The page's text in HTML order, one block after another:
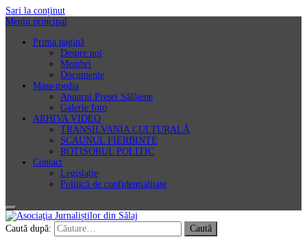
Sari la conținut
Meniu principal
Prima pagină
Despre noi
Membri
Documente
Mass-media
Anuarul Presei Sălăjene
Galerie foto
ARHIVA VIDEO
TRANSILVANIA CULTURALĂ
SCAUNUL FIERBINTE
ROTISORUL POLITIC
Contact
Legislație
Politică de confidențialitate
Asociaţia Jurnaliștilor din Sălaj
Caută după: